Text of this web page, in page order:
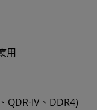
用
QDR-IV、DDR4)